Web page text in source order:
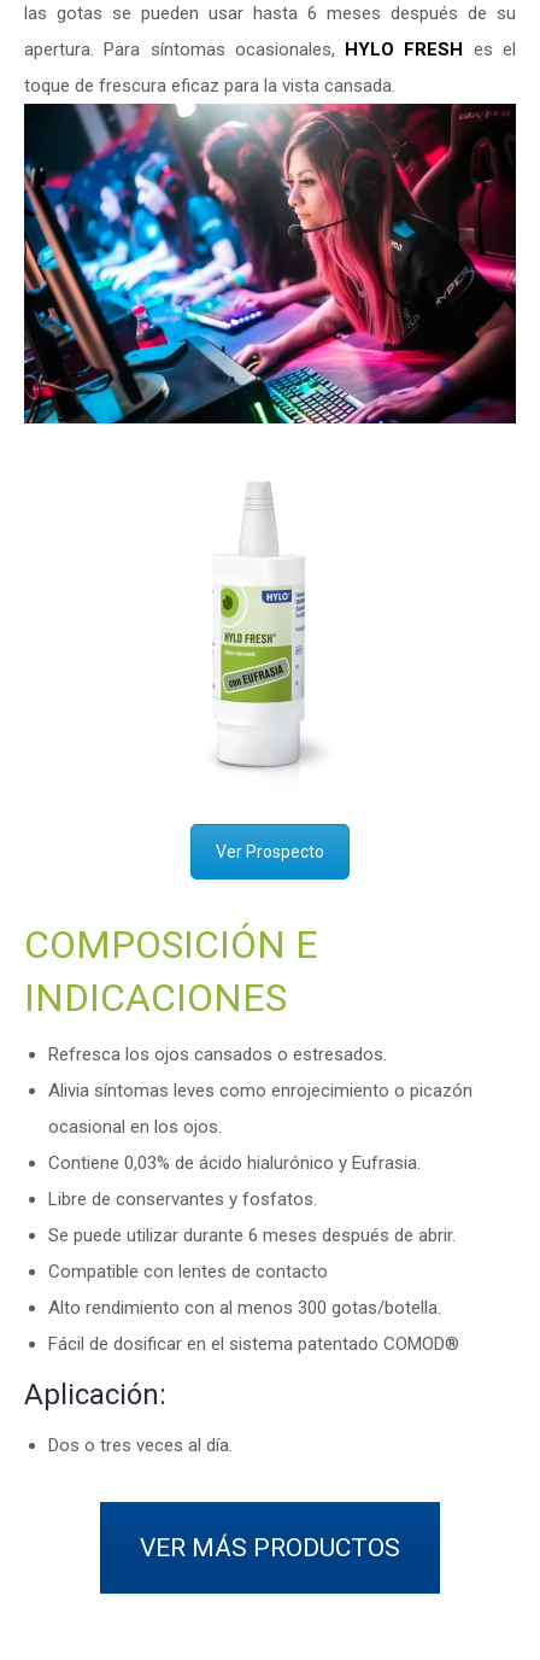
las gotas se pueden usar hasta 6 meses después de su
apertura. Para síntomas ocasionales, HYLO FRESH es el
toque de frescura eficaz para la vista cansada.
Ver Prospecto
COMPOSICIÓN E
INDICACIONES
Refresca los ojos cansados ​​o estresados.
Alivia síntomas leves como enrojecimiento o picazón
ocasional en los ojos.
Contiene 0,03% de ácido hialurónico y Eufrasia.
Libre de conservantes y fosfatos.
Se puede utilizar durante 6 meses después de abrir.
Compatible con lentes de contacto
Alto rendimiento con al menos 300 gotas/botella.
Fácil de dosificar en el sistema patentado COMOD®
Aplicación:
Dos o tres veces al día.
VER MÁS PRODUCTOS